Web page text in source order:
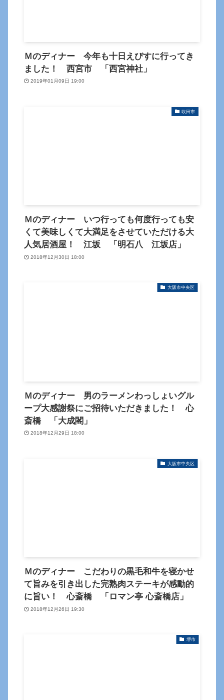
Ｍのディナー 今年も十日えびすに行ってき
ました！ 西宮市 「西宮神社」
2019年01月09日 19:00
吹田市
Ｍのディナー いつ行っても何度行っても安
くて美味しくて大満足をさせていただける大
人気居酒屋！ 江坂 「明石八 江坂店」
2018年12月30日 18:00
大阪市中央区
Ｍのディナー 男のラーメンわっしょいグル
ープ大感謝祭にご招待いただきました！ 心
斎橋 「大成閣」
2018年12月29日 18:00
大阪市中央区
Ｍのディナー こだわりの黒毛和牛を寝かせ
て旨みを引き出した完熟肉ステーキが感動的
に旨い！ 心斎橋 「ロマン亭 心斎橋店」
2018年12月26日 19:30
堺市